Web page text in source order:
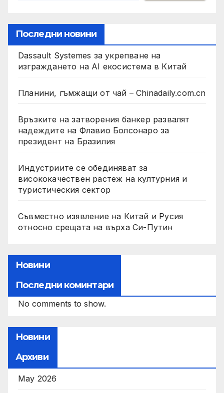
Последни новини
Dassault Systemes за укрепване на
изграждането на AI екосистема в Китай
Планини, гъмжащи от чай – Chinadaily.com.cn
Връзките на затворения банкер развалят
надеждите на Флавио Болсонаро за
президент на Бразилия
Индустриите се обединяват за
висококачествен растеж на културния и
туристическия сектор
Съвместно изявление на Китай и Русия
относно срещата на върха Си-Путин
Новини
Последни коминтари
No comments to show.
Новини
Архиви
May 2026